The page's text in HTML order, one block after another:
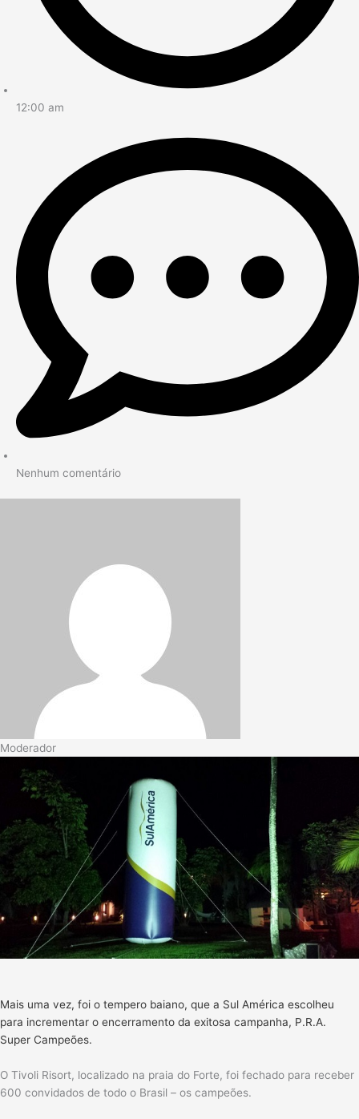
12:00 am
Nenhum comentário
Moderador
Mais uma vez, foi o tempero baiano, que a Sul América escolheu
para incrementar o encerramento da exitosa campanha, P.R.A.
Super Campeões.
O Tivoli Risort, localizado na praia do Forte, foi fechado para receber
600 convidados de todo o Brasil – os campeões.